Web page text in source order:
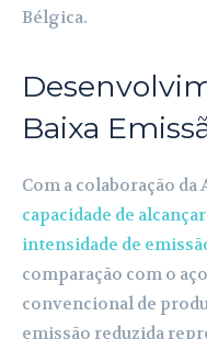
Bélgica.
Baixa
Com a colaboração
capacidade de
intensidade de
comparação com o
convencional de
emissão reduzida